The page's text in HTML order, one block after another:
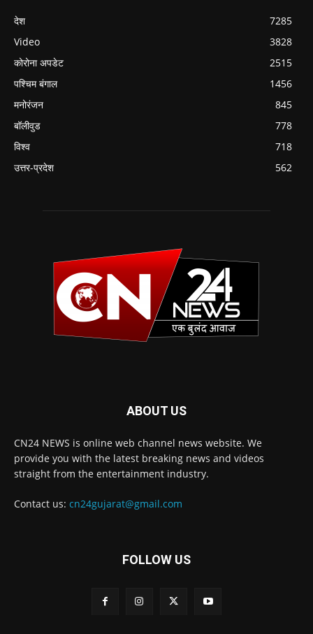
देश
7285
Video
3828
कोरोना अपडेट
2515
पश्चिम बंगाल
1456
मनोरंजन
845
बॉलीवुड
778
विश्व
718
उत्तर-प्रदेश
562
ABOUT US
CN24 NEWS is online web channel news website. We
provide you with the latest breaking news and videos
straight from the entertainment industry.
Contact us: cn24gujarat@gmail.com
FOLLOW US